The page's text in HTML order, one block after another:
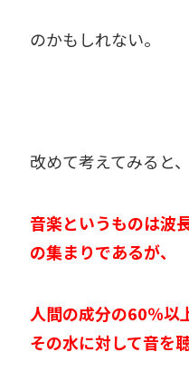
のかもしれない。
改めて考えてみると、
音楽というものは波
の集まりであるが、
人間の成分の60％以
その水に対して音を